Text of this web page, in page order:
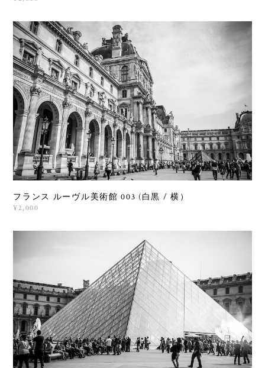
フランス ルーヴル美術館 003 (白黒 / 横）
¥2,000